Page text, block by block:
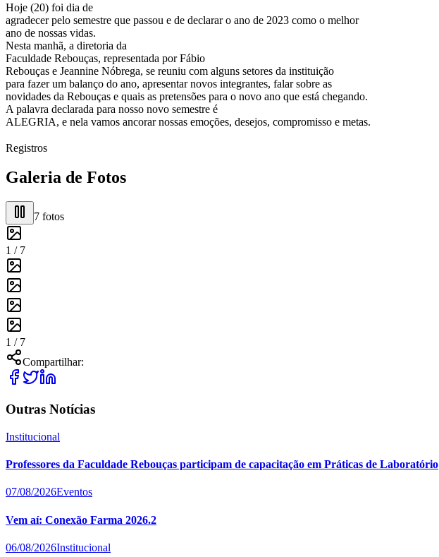
Hoje (20) foi dia de
agradecer pelo semestre que passou e de declarar o ano de 2023 como o melhor
ano de nossas vidas.
Nesta manhã, a diretoria da
Faculdade Rebouças, representada por Fábio
Rebouças e Jeannine Nóbrega, se reuniu com alguns setores da instituição
para fazer um balanço do ano, apresentar novos integrantes, falar sobre as
novidades da Rebouças e quais as pretensões para o novo ano que está chegando.
A palavra declarada para nosso novo semestre é
ALEGRIA, e nela vamos ancorar nossas emoções, desejos, compromisso e metas.
Registros
Galeria de Fotos
7 fotos
1 / 7
1 / 7
Compartilhar:
Outras Notícias
Institucional
Professores da Faculdade Rebouças participam de capacitação em Práticas de Laboratório
07/08/2026Eventos
Vem aí: Conexão Farma 2026.2
06/08/2026Institucional